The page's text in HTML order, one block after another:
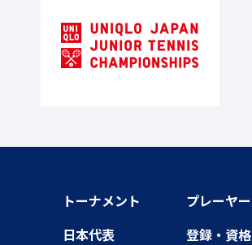
トーナメント
プレーヤー
日本代表
登録・資格